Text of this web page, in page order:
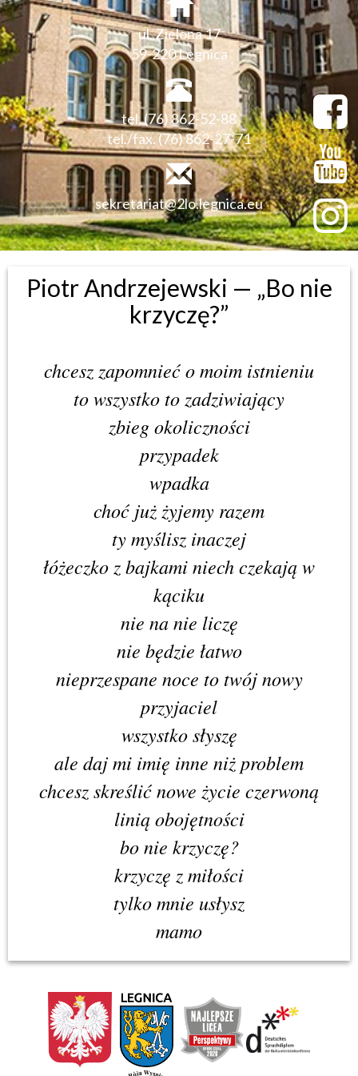
ul. Zielona 17
59-220 Legnica
tel. (76) 862-52-88
tel./fax. (76) 862-27-71
sekretariat@2lo.legnica.eu
Piotr Andrzejewski — „Bo nie
krzyczę?”
chcesz zapomnieć o moim istnieniu
to wszystko to zadziwiający
zbieg okoliczności
przypadek
wpadka
choć już żyjemy razem
ty myślisz inaczej
łóżeczko z bajkami niech czekają w
kąciku
nie na nie liczę
nie będzie łatwo
nieprzespane noce to twój nowy
przyjaciel
wszystko słyszę
ale daj mi imię inne niż problem
chcesz skreślić nowe życie czerwoną
linią obojętności
bo nie krzyczę?
krzyczę z miłości
tylko mnie usłysz
mamo